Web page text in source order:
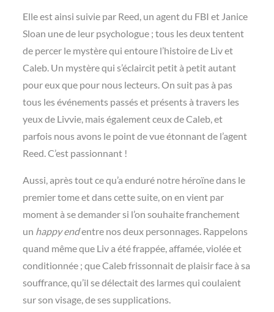
Elle est ainsi suivie par Reed, un agent du FBI et Janice
Sloan une de leur psychologue ; tous les deux tentent
de percer le mystère qui entoure l’histoire de Liv et
Caleb. Un mystère qui s’éclaircit petit à petit autant
pour eux que pour nous lecteurs. On suit pas à pas
tous les événements passés et présents à travers les
yeux de Livvie, mais également ceux de Caleb, et
parfois nous avons le point de vue étonnant de l’agent
Reed. C’est passionnant !
Aussi, après tout ce qu’a enduré notre héroïne dans le
premier tome et dans cette suite, on en vient par
moment à se demander si l’on souhaite franchement
un happy endentre nos deux personnages. Rappelons
quand même que Liv a été frappée, affamée, violée et
conditionnée ; que Caleb frissonnait de plaisir face à sa
souffrance, qu’il se délectait des larmes qui coulaient
sur son visage, de ses supplications.